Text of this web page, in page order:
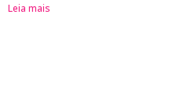
Leia mais